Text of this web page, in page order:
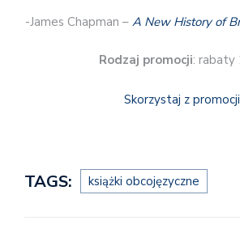
-James Chapman – A New History of
Rodzaj promocji: rabaty
Skorzystaj z promocji
TAGS: książki obcojęzyczne